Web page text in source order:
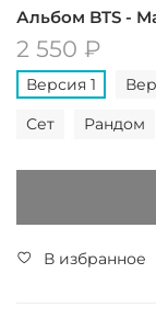
Альбом BTS -
2 550 ₽
Версия 1
Сет Рандом
В избранное